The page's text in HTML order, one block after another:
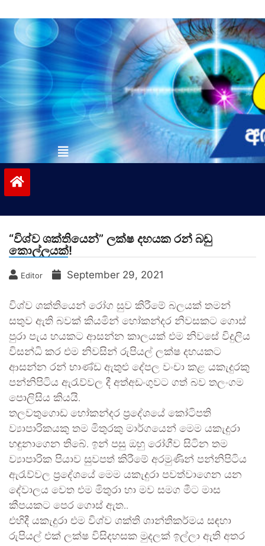
to
contentvinivida.lk
“විශ්ව ශක්තියෙන්” ලක්ෂ දහයක රන් බඩු
කොල්ලයක්!
Editor September 29, 2021
විශ්ව ශක්තියෙන් රෝග සුව කිරීමේ බලයක් තමන්
සතුව ඇති බවක් කියමින් හෝකන්දර නිවසකට ගොස්
පුරා පැය හයකට ආසන්න කාලයක් එම නිවසේ විදුලිය
විසන්ධි කර එම නිවසින් රුපියල් ලක්ෂ දහයකට
ආසන්න රන් භාණ්ඩ ඇතුළු දේපල වංචා කළ යකැදුරකු
පන්නිපිටිය ඇරැව්වල දී අත්අඩංගුවට ගත් බව තලංගම
පොලිසිය කියයි.
තලවතුගොඩ හෝකන්දර ප්‍රදේශයේ කෝටිපති
ව්‍යාපාරිකයකු තම මිතුරකු මාර්ගයෙන් මෙම යකැදුරා
හඳුනාගෙන තිබේ. ඉන් පසු ඔහු රෝගීව සිටින තම
ව්‍යාපාරික පියාව සුවපත් කිරීමේ අරමුණින් පන්නිපිටිය
ඇරැව්වල ප්‍රදේශයේ මෙම යකැදුරා පවත්වාගෙන යන
දේවාලය වෙත එම මිතුරා හා මව සමග මීට මාස
කීපයකට පෙර ගොස් ඇත..
එහිදී යකැදුරා එම විශ්ව ශක්ති ශාන්තිකර්මය සඳහා
රුපියල් එක් ලක්ෂ විසිදහසක මුදලක් ඉල්ලා ඇති අතර